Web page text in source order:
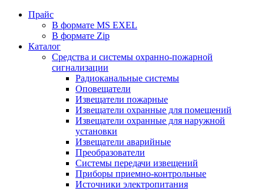
Прайс
В формате MS EXEL
В формате Zip
Каталог
Средства и системы охранно-пожарной
сигнализации
Радиоканальные системы
Оповещатели
Извещатели пожарные
Извещатели охранные для помещений
Извещатели охранные для наружной
установки
Извещатели аварийные
Преобразователи
Системы передачи извещений
Приборы приемно-контрольные
Источники электропитания